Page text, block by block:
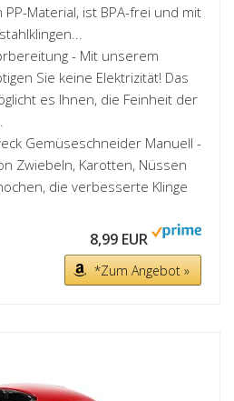
Material, ist BPA-frei und mit
- Mit unserem
Sie keine Elektrizität! Das
es Ihnen, die Feinheit der
Gemüseschneider Manuell -
Zwiebeln, Karotten, Nüssen
die verbesserte Klinge
8,99 EUR
*Zum Angebot »